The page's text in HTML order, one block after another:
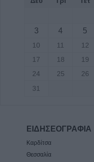
3
4 5
10
11 12
17
18 19
24
25 26
31
ΕΙΔΗΣΕΟΓΡΑΦΙΑ
Καρδίτσα
Θεσσαλία